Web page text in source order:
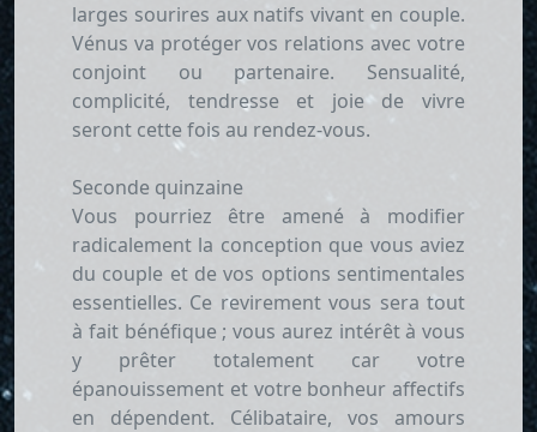
larges sourires aux natifs vivant en couple.
Vénus va protéger vos relations avec votre
conjoint ou partenaire. Sensualité,
complicité, tendresse et joie de vivre
seront cette fois au rendez-vous.
Seconde quinzaine
Vous pourriez être amené à modifier
radicalement la conception que vous aviez
du couple et de vos options sentimentales
essentielles. Ce revirement vous sera tout
à fait bénéfique ; vous aurez intérêt à vous
y prêter totalement car votre
épanouissement et votre bonheur affectifs
en dépendent. Célibataire, vos amours